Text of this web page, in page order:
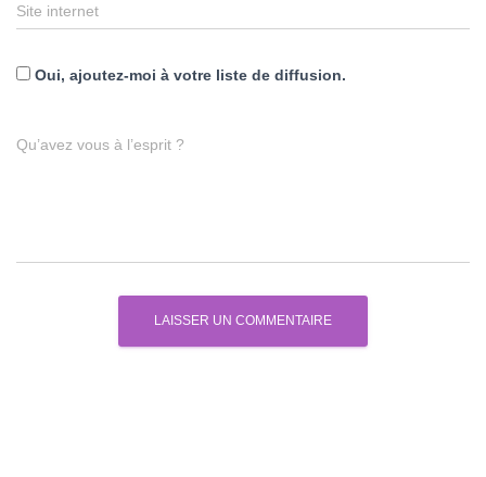
Site internet
Oui, ajoutez-moi à votre liste de diffusion.
Qu’avez vous à l’esprit ?